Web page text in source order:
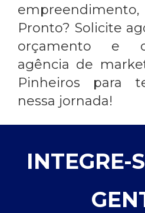
Pronto? Solicite
orçamento e
agência de
Pinheiros para
nessa jornada!
INTEGRE-